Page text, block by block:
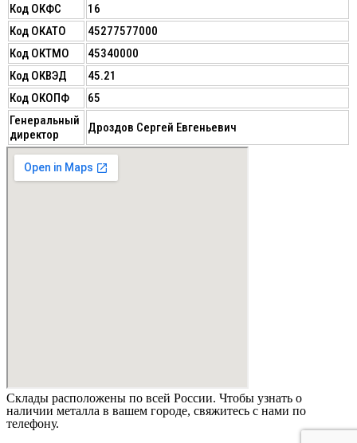
Код ОКФС
16
Код ОКАТО
45277577000
Код ОКТМО
45340000
Код ОКВЭД
45.21
Код ОКОПФ
65
Генеральный
директор
Дроздов Сергей Евгеньевич
Склады расположены по всей России. Чтобы узнать о
наличии металла в вашем городе, свяжитесь с нами по
телефону.